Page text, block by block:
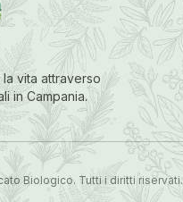
vita attraverso
in Campania.
Biologico. Tutti i diritti riservati.